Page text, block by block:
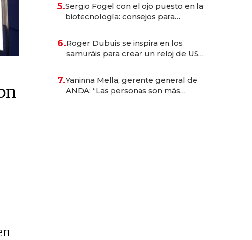
5.Sergio Fogel con el ojo puesto en la
biotecnología: consejos para
6.Roger Dubuis se inspira en los
samuráis para crear un reloj de US$
7.Yaninna Mella, gerente general de
ANDA: “Las personas son más